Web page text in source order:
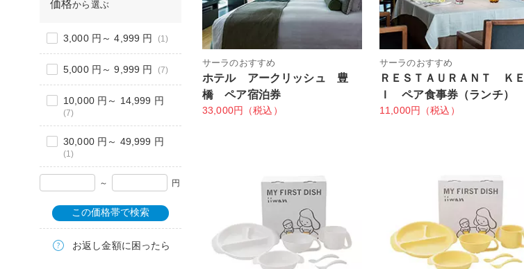
価格から選ぶ
3,000 円～ 4,999 円 (1)
5,000 円～ 9,999 円 (7)
10,000 円～ 14,999 円
(7)
30,000 円～ 49,999 円
(1)
～ 円
この価格帯で検索
お返し金額に困ったら
サーラのおすすめ
ホテル アークリッシュ 豊
橋 ペア宿泊券
33,000円（税込）
サーラのおすすめ
ＲＥＳＴＡＵＲＡＮＴ ＫＥ
Ｉ ペア食事券（ランチ）
11,000円（税込）